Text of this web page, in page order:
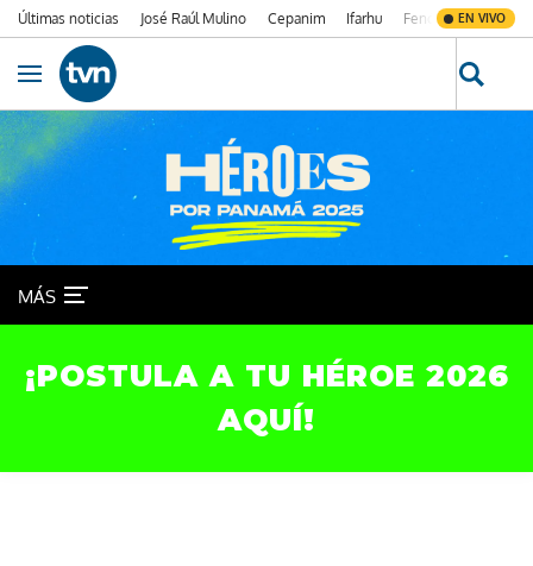
Últimas noticias José Raúl Mulino Cepanim Ifarhu Fenómeno de El
EN VIVO
Ir al contenido
Obrir navegació
Héroes por Panamá
MÁS
¡POSTULA A TU HÉROE 2026
AQUÍ!